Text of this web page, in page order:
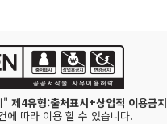
" 제4유형:출처표시+상업적 이용금지
에 따라 이용 할 수 있습니다.